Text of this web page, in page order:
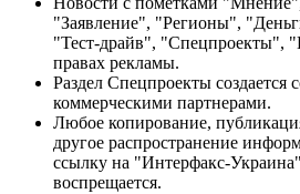
"Заявление", "Регионы",
"Тест-драйв", "Спецпроекты",
правах рекламы.
Раздел Спецпроекты создается
коммерческими партнерами.
Любое копирование,
другое распространение
ссылку на "Интерфакс-
воспрещается.